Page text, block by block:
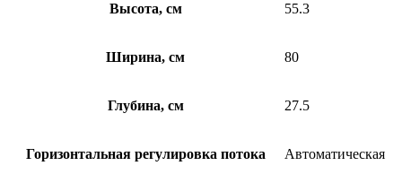
Высота, см 55.3
Ширина, см 80
Глубина, см 27.5
Горизонтальная регулировка потока Автоматическая